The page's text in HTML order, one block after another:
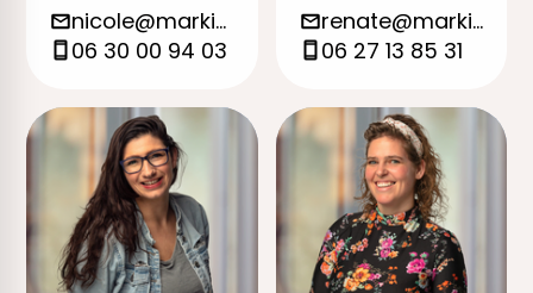
nicole@markieza.org
06 30 00 94 03
renate@markieza.org
06 27 13 85 31